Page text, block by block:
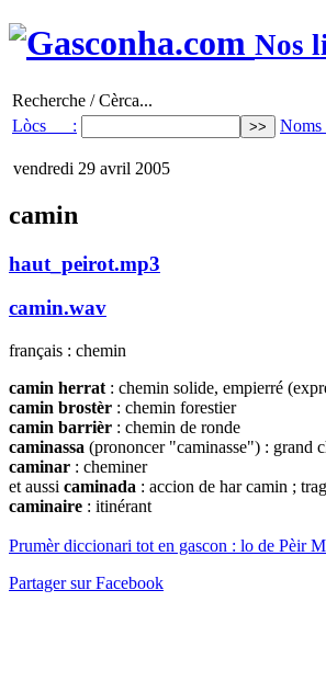
Nos
Recherche / Cèrca...
Lòcs :
vendredi 29 avril 2005
camin
haut_peirot.mp3
camin.wav
français : chemin
camin herrat : chemin solide, empierré
camin brostèr : chemin forestier
camin barrièr : chemin de ronde
caminassa (prononcer "caminasse") : grand
caminar : cheminer
et aussi caminada : accion de har camin ;
caminaire : itinérant
Prumèr diccionari tot en gascon : lo de Pèir
Partager sur Facebook